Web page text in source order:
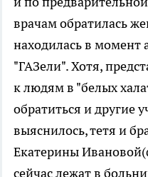
врачам обратилась
находилась в момент
"ГАЗели". Хотя,
к людям в "белых
обратиться и другие
выяснилось, тетя и
Екатерины
сейчас лежат в